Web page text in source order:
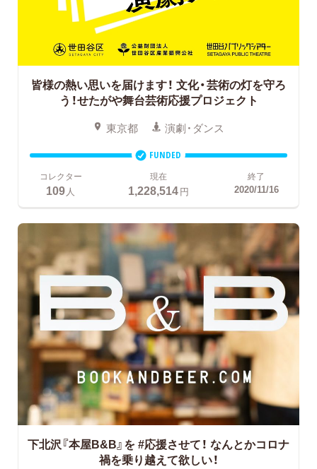
皆様の熱い思いを届けます！ 文化・芸術の灯を守ろ
う！せたがや舞台芸術応援プロジェクト
東京都 演劇・ダンス
FUNDED
コレクター
109 人
現在
1,228,514円
終了
2020/11/16
下北沢『本屋B&B』を #応援させて！ なんとかコロナ
禍を乗り越えて欲しい！